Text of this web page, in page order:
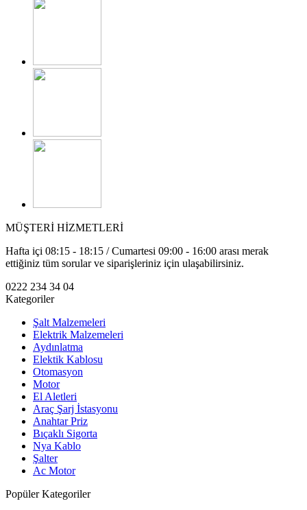
MÜŞTERİ HİZMETLERİ
Hafta içi 08:15 - 18:15 / Cumartesi 09:00 - 16:00 arası merak
ettiğiniz tüm sorular ve siparişleriniz için ulaşabilirsiniz.
0222 234 34 04
Kategoriler
Şalt Malzemeleri
Elektrik Malzemeleri
Aydınlatma
Elektik Kablosu
Otomasyon
Motor
El Aletleri
Araç Şarj İstasyonu
Anahtar Priz
Bıçaklı Sigorta
Nya Kablo
Şalter
Ac Motor
Popüler Kategoriler